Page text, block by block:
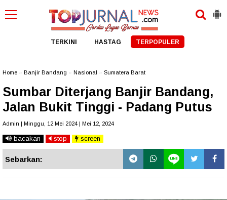
TERKINI HASTAG TERPOPULER
Home Banjir Bandang Nasional Sumatera Barat
Sumbar Diterjang Banjir Bandang,
Jalan Bukit Tinggi - Padang Putus
Admin | Minggu, 12 Mei 2024 | Mei 12, 2024
bacakan stop screen
Sebarkan: